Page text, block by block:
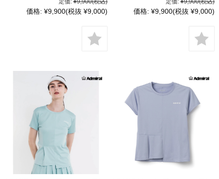
価格: ¥9,900(税抜 ¥9,000) 価格: ¥9,900(税抜 ¥9,000)